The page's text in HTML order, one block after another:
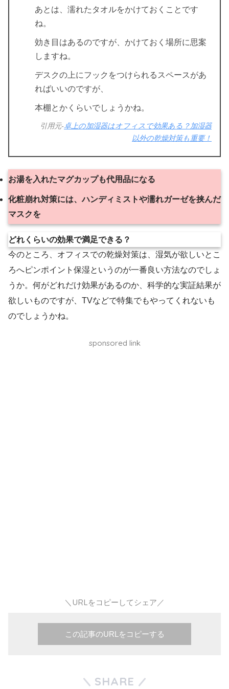
あとは、濡れたタオルをかけておくことです
ね。
効き目はあるのですが、かけておく場所に思案
しますね。
デスクの上にフックをつけられるスペースがあ
ればいいのですが、
本棚とかくらいでしょうかね。
引用元-卓上の加湿器はオフィスで効果ある？加湿器
以外の乾燥対策も重要！
お湯を入れたマグカップも代用品になる
化粧崩れ対策には、ハンディミストや濡れガーゼを挟んだ
マスクを
どれくらいの効果で満足できる？
今のところ、オフィスでの乾燥対策は、湿気が欲しいとこ
ろへピンポイント保湿というのが一番良い方法なのでしょ
うか。何がどれだけ効果があるのか、科学的な実証結果が
欲しいものですが、TVなどで特集でもやってくれないも
のでしょうかね。
sponsored link
＼URLをコピーしてシェア／
この記事のURLをコピーする
SHARE